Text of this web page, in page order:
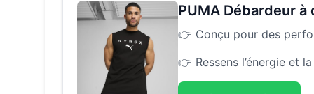
PUMA Débardeur à
👉 Conçu pour des
👉 Ressens l’énergie et